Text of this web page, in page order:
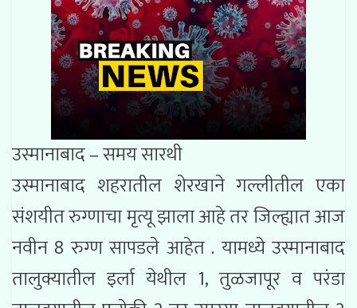
उस्मानाबाद – समय सारथी
उस्मानाबाद शहरातील शेरखाने गल्लीतील एका
संशयीत रुग्णाचा मृत्यू झाला आहे तर जिल्ह्यात आज
नवीन 8 रुग्ण सापडले आहेत . यामध्ये उस्मानाबाद
तालुक्यातील इर्ला येथील 1, तुळजापूर व परंडा